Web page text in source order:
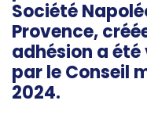
Société
Provence,
adhésion a
par le Conseil
2024.